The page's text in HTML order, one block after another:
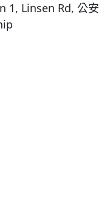
1, Linsen Rd, 公安